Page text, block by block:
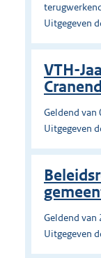
Uitgegeven
VTH-
Geldend
Uitgegeven
Geldend
Uitgegeven